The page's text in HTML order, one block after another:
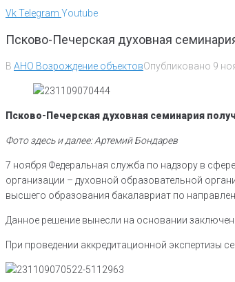
VkTelegram Youtube
Псково-Печерская духовная
В АНО Возрождение объектовОпубликовано 9
Псково-Печерская духовная семинария
Фото здесь и далее: Артемий Бондарев
7 ноября Федеральная служба по надзору в
организации – духовной образовательной
высшего образования бакалавриат по
Данное решение вынесли на основании
При проведении аккредитационной экспертизы